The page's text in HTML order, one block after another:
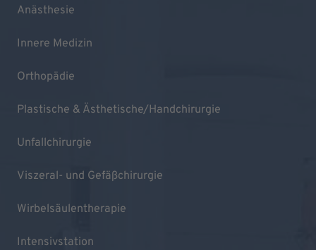
Anästhesie
Innere Medizin
Orthopädie
Plastische & Ästhetische/Handchirurgie
Unfallchirurgie
Viszeral- und Gefäßchirurgie
Wirbelsäulentherapie
Intensivstation